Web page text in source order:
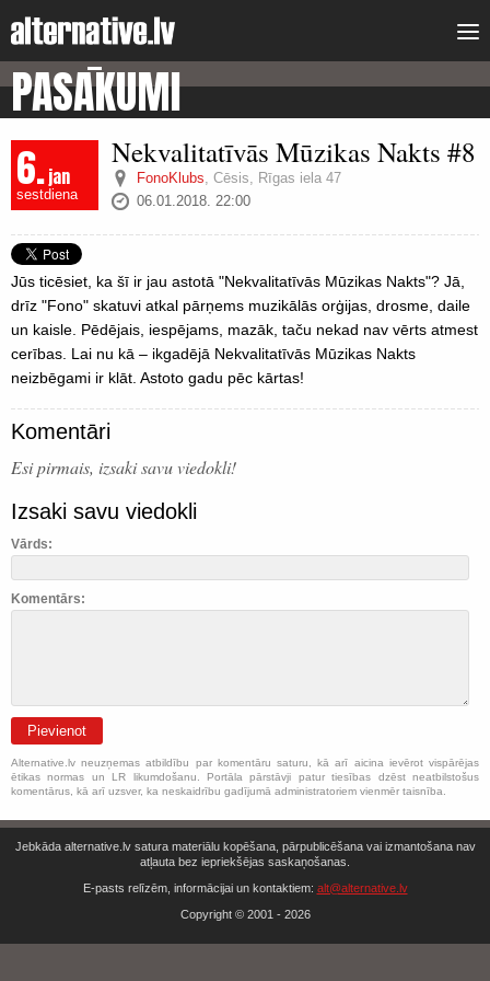
PASĀKUMI
6.jan
sestdiena
Nekvalitatīvās Mūzikas Nakts #8
FonoKlubs, Cēsis, Rīgas iela 47
06.01.2018. 22:00
Jūs ticēsiet, ka šī ir jau astotā "Nekvalitatīvās Mūzikas Nakts"? Jā,
drīz "Fono" skatuvi atkal pārņems muzikālās orģijas, drosme, daile
un kaisle. Pēdējais, iespējams, mazāk, taču nekad nav vērts atmest
cerības. Lai nu kā – ikgadējā Nekvalitatīvās Mūzikas Nakts
neizbēgami ir klāt. Astoto gadu pēc kārtas!
Komentāri
Esi pirmais, izsaki savu viedokli!
Izsaki savu viedokli
Vārds:
Komentārs:
Pievienot
Alternative.lv neuzņemas atbildību par komentāru saturu, kā arī aicina ievērot vispārējas
ētikas normas un LR likumdošanu. Portāla pārstāvji patur tiesības dzēst neatbilstošus
komentārus, kā arī uzsver, ka neskaidrību gadījumā administratoriem vienmēr taisnība.
Jebkāda alternative.lv satura materiālu kopēšana, pārpublicēšana vai izmantošana nav
atļauta bez iepriekšējas saskaņošanas.
E-pasts relīzēm, informācijai un kontaktiem: alt@alternative.lv
Copyright © 2001 - 2026